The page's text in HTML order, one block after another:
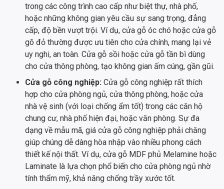
trong các công trình cao cấp như biệt thự, nhà phố,
hoặc những không gian yêu cầu sự sang trọng, đẳng
cấp, độ bền vượt trội. Ví dụ, cửa gỗ óc chó hoặc cửa gỗ
gõ đỏ thường được ưu tiên cho cửa chính, mang lại vẻ
uy nghi, an toàn. Cửa gỗ sồi hoặc cửa gỗ tần bì dùng
cho cửa thông phòng, tạo không gian ấm cúng, gần gũi.
Cửa gỗ công nghiệp: Cửa gỗ công nghiệp rất thích
hợp cho cửa phòng ngủ, cửa thông phòng, hoặc cửa
nhà vệ sinh (với loại chống ẩm tốt) trong các căn hộ
chung cư, nhà phố hiện đại, hoặc văn phòng. Sự đa
dạng về mẫu mã, giá cửa gỗ công nghiệp phải chăng
giúp chúng dễ dàng hòa nhập vào nhiều phong cách
thiết kế nội thất. Ví dụ, cửa gỗ MDF phủ Melamine hoặc
Laminate là lựa chọn phổ biến cho cửa phòng ngủ nhờ
tính thẩm mỹ, khả năng chống trầy xước tốt.